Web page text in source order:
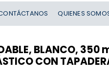
QUIENES
BLANCO, 350
CON